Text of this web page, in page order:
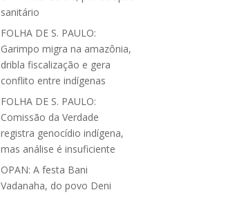
sanitário
FOLHA DE S. PAULO:
Garimpo migra na amazônia,
dribla fiscalização e gera
conflito entre indígenas
FOLHA DE S. PAULO:
Comissão da Verdade
registra genocídio indígena,
mas análise é insuficiente
OPAN: A festa Bani
Vadanaha, do povo Deni